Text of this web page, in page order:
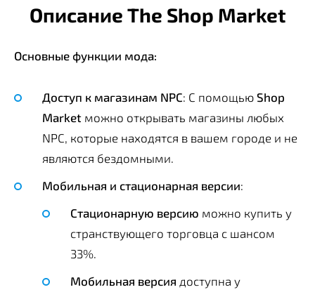
Описание The Shop Market
Основные функции мода:
Доступ к магазинам NPC: С помощью Shop
Market можно открывать магазины любых
NPC, которые находятся в вашем городе и не
являются бездомными.
Мобильная и стационарная версии:
Стационарную версию можно купить у
странствующего торговца с шансом
33%.
Мобильная версия доступна у